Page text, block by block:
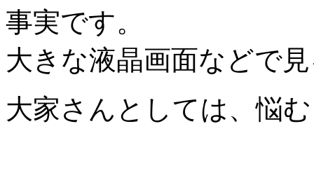
事実です。
大きな液晶画面などで
大家さんとしては、悩